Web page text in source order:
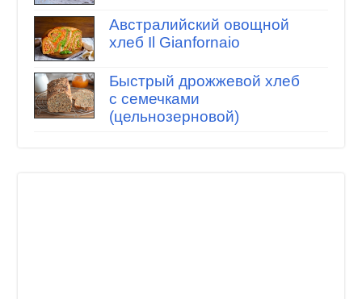
Австралийский овощной
хлеб Il Gianfornaio
Быстрый дрожжевой хлеб
с семечками
(цельнозерновой)